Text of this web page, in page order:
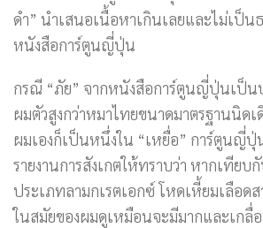
ดำ” นำเสนอเนื้อหาเกินเลยและไม่เป็น
หนังสือการ์ตูนญี่ปุ่น
กรณี “ภัย” จากหนังสือการ์ตูนญี่ปุ่นเป็น
ผมตัวสูงกว่าหมาไทยขนาดมาตรฐานนิด
ผมเองก็เป็นหนึ่งใน “เหยื่อ” การ์ตูนญี่
รายงานการสังเกตให้ทราบว่า หากเทียบ
ประเภทลามกเรตเอกซ์ โหดเหี้ยมเลือด
ในสมัยของผมดูเหมือนจะมีมากและเกลื่